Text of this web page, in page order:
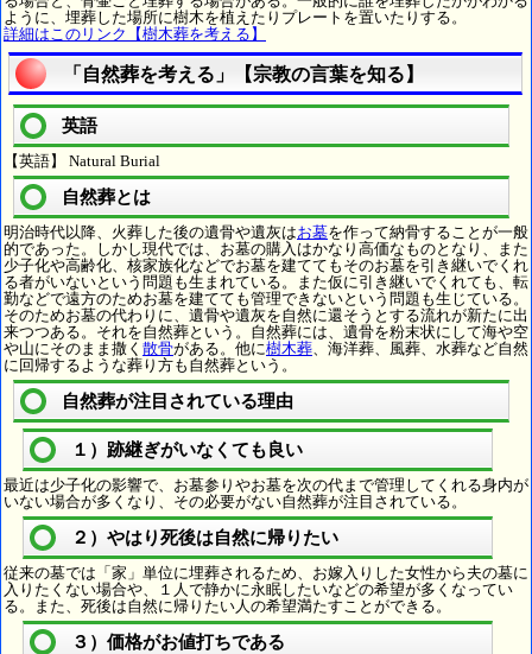
ように、埋葬した場所に樹木を植えたりプレートを置いたりする。
詳細はこのリンク【樹木葬を考える】
「自然葬を考える」【宗教の言葉を知る】
英語
【英語】 Natural Burial
自然葬とは
明治時代以降、火葬した後の遺骨や遺灰はお墓を作って納骨することが一般
的であった。しかし現代では、お墓の購入はかなり高価なものとなり、また
少子化や高齢化、核家族化などでお墓を建ててもそのお墓を引き継いでくれ
る者がいないという問題も生まれている。また仮に引き継いでくれても、転
勤などで遠方のためお墓を建てても管理できないという問題も生じている。
そのためお墓の代わりに、遺骨や遺灰を自然に還そうとする流れが新たに出
来つつある。それを自然葬という。自然葬には、遺骨を粉末状にして海や空
や山にそのまま撒く 散骨がある。他に樹木葬 、海洋葬、風葬、水葬など自然
に回帰するような葬り方も自然葬という。
自然葬が注目されている理由
１）跡継ぎがいなくても良い
最近は少子化の影響で、お墓参りやお墓を次の代まで管理してくれる身内が
いない場合が多くなり、その必要がない自然葬が注目されている。
２）やはり死後は自然に帰りたい
従来の墓では「家」単位に埋葬されるため、お嫁入りした女性から夫の墓に
入りたくない場合や、１人で静かに永眠したいなどの希望が多くなってい
る。また、死後は自然に帰りたい人の希望満たすことができる。
３）価格がお値打ちである